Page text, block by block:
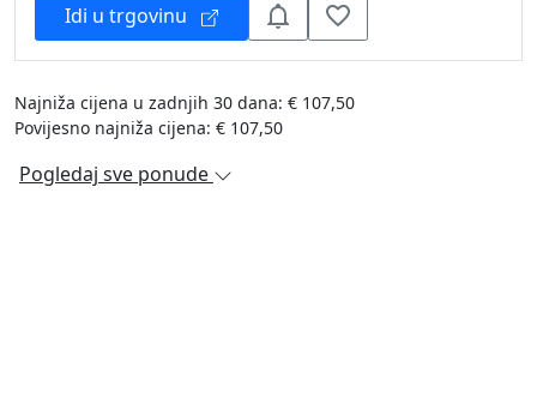
Idi u trgovinu
Najniža cijena u zadnjih 30 dana: € 107,50
Povijesno najniža cijena: € 107,50
Pogledaj sve ponude